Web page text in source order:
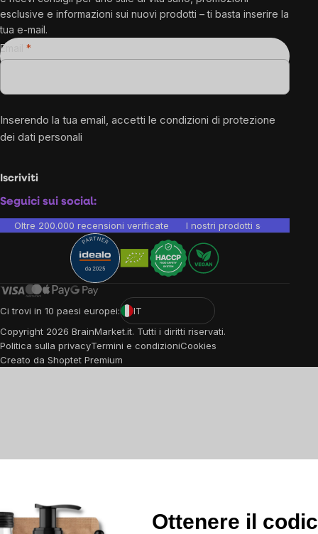
esclusive e informazioni sui nuovi prodotti – ti basta inserire la
tua e-mail.
Email
Inserendo la tua email, accetti le condizioni di protezione
dei dati personali
Iscriviti
Seguici sui social:
Oltre 200.000 recensioni verificate I nostri prodotti sono testati
Ci trovi in 10 paesi europei:
IT
Copyright 2026 BrainMarket.it. Tutti i diritti riservati.
Politica sulla privacyTermini e condizioniCookies
Creato da Shoptet Premium
Ottenere il